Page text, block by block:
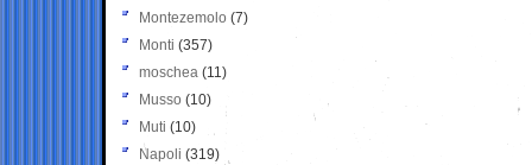
Montezemolo (7)
Monti (357)
moschea (11)
Musso (10)
Muti (10)
Napoli (319)